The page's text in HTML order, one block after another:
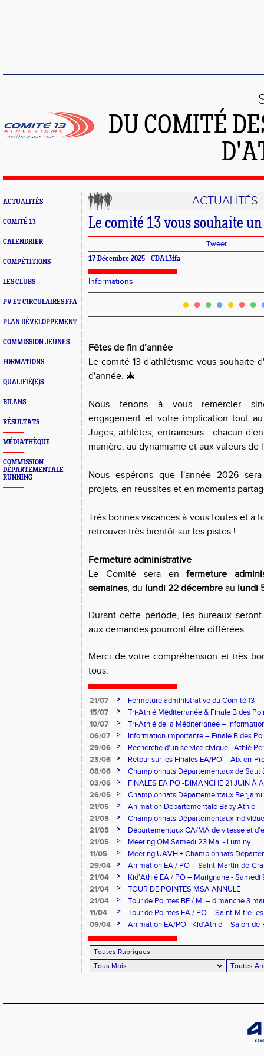
DU COMITÉ
ACTUALITÉS
COMITÉ 13
CALENDRIER
COMPÉTITIONS
LES CLUBS
PV ET CIRCULAIRES FFA
PLAN DÉVELOPPEMENT
COMMISSION JEUNES
FORMATIONS
QUALIFIÉ(E)S
BILANS
RÉSULTATS
MÉDIATHÈQUE
COMMISSION
DÉPARTEMENTALE
RUNNING
ACTUALITÉS
Le comité 13 vous souhaite
Tweet
17 Décembre 2025 - CDA13ffa
Informations
● ● ● ● ● ● ●
Fêtes de fin d’année
Le comité 13 d'athlétisme vous souhaite
d'année. 🎄
Nous tenons à vous remercier
engagement et votre implication tout
Juges, athlètes, entraineurs : chacun
manière, au dynamisme et aux valeurs de
Nous espérons que l'année 2026
projets, en réussites et en moments
Très bonnes vacances à vous toutes et à
retrouver très bientôt sur les pistes !
Fermeture administrative
Le Comité sera enfermeture
semaines, du lundi 22 décembre au lundi
Durant cette période, les bureaux
aux demandes pourront être différées.
Merci de votre compréhension et très
tous.
21/07 >
Fermeture administrative du Comité 13
15/07
>
Tri-Athlé Méditerranée & Finale B des
réussite pour le Comité 13 !
10/07 >
Tri-Athlé de la Méditerranée –
athlètes sélectionnés
06/07 >
Information importante – Finale B des
29/06
>
Recherche d'un service civique - Athlé
23/06
>
Retour sur les Finales EA/PO – Aix-en-
2026
08/06 >
Championnats Départementaux de Saut
Saint-Mitre-les-Remparts !
03/06 >
FINALES EA PO -DIMANCHE 21 JUIN À
26/05
>
Championnats Départementaux
21/05
>
Animation Départementale Baby Athlé
21/05
>
Championnats Départementaux
21/05
>
Départementaux CA/MA de vitesse et
21/05
>
Meeting OM Samedi 23 Mai - Luminy
11/05
>
Meeting UAVH + Championnats
1500 M du 13
29/04 >
Animation EA / PO – Saint-Martin-de-
21/04
>
Kid’Athlé EA / PO – Marignane - Samedi
21/04
>
TOUR DE POINTES MSA ANNULÉ
21/04
>
Tour de Pointes BE / MI – dimanche 3
11/04
>
Tour de Pointes EA / PO – Saint-Mitre-
09/04
> Animation EA/PO - Kid’Athlé – Salon-